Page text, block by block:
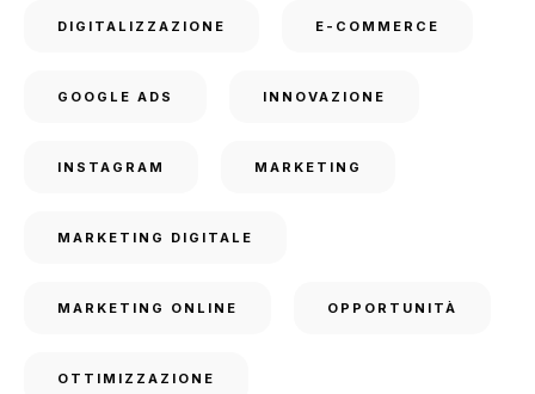
DIGITALIZZAZIONE E-COMMERCE
GOOGLE ADS INNOVAZIONE
INSTAGRAM MARKETING
MARKETING DIGITALE
MARKETING ONLINE OPPORTUNITÀ
OTTIMIZZAZIONE